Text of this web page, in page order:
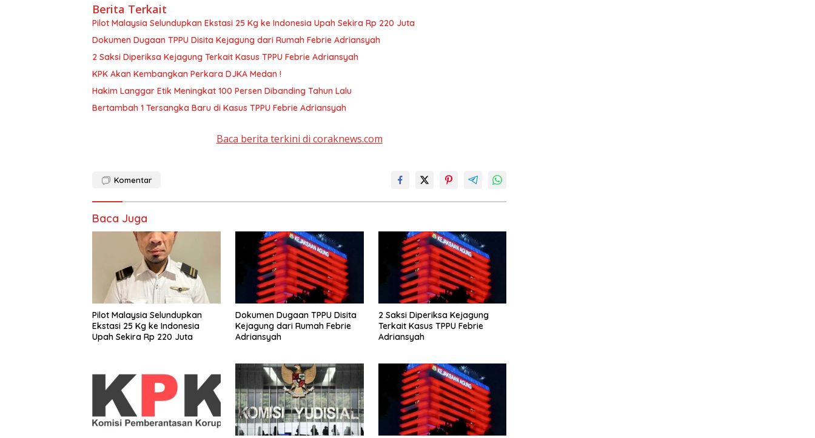
Berita Terkait
Pilot Malaysia Selundupkan Ekstasi 25 Kg ke Indonesia Upah Sekira Rp 220 Juta
Dokumen Dugaan TPPU Disita Kejagung dari Rumah Febrie Adriansyah
2 Saksi Diperiksa Kejagung Terkait Kasus TPPU Febrie Adriansyah
KPK Akan Kembangkan Perkara DJKA Medan !
Hakim Langgar Etik Meningkat 100 Persen Dibanding Tahun Lalu
Bertambah 1 Tersangka Baru di Kasus TPPU Febrie Adriansyah
Baca berita terkini di coraknews.com
Komentar
Baca Juga
Pilot Malaysia Selundupkan
Ekstasi 25 Kg ke Indonesia
Upah Sekira Rp 220 Juta
Dokumen Dugaan TPPU Disita
Kejagung dari Rumah Febrie
Adriansyah
2 Saksi Diperiksa Kejagung
Terkait Kasus TPPU Febrie
Adriansyah